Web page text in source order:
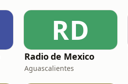
RD
Radio de Mexico
Aguascalientes